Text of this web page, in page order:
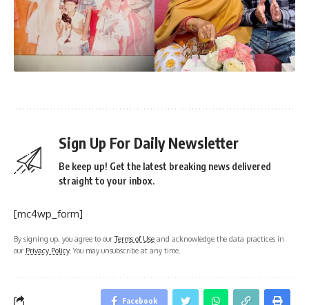
Sign Up For Daily Newsletter
Be keep up! Get the latest breaking news delivered
straight to your inbox.
[mc4wp_form]
By signing up, you agree to ourTerms of Use and acknowledge the data practices in
our Privacy Policy. You may unsubscribe at any time.
Facebook